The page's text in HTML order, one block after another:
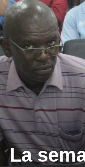
La